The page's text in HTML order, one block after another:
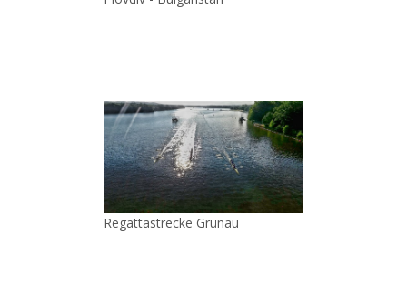
Regattastrecke Grünau